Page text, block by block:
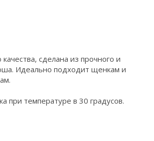
сделана из прочного и
Идеально подходит щенкам и
при температуре в 30 градусов.